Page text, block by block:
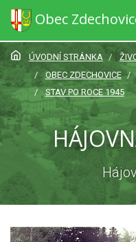
Obec
ÚVODNÍ STRÁNKA
OBEC ZDECHOVICE
STAV PO ROCE 1945